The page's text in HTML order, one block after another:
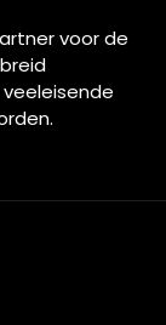
voor de